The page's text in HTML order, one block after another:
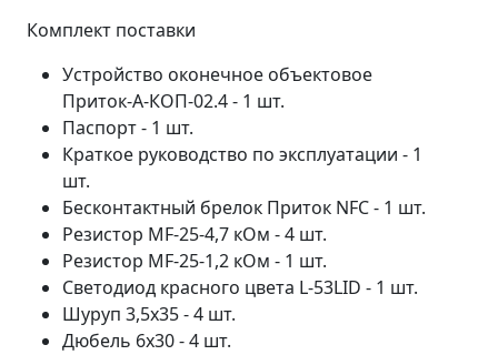
Комплект поставки
Устройство оконечное объектовое
Приток-А-КОП-02.4 - 1 шт.
Паспорт - 1 шт.
Краткое руководство по эксплуатации - 1
шт.
Бесконтактный брелок Приток NFC - 1 шт.
Резистор MF-25-4,7 кОм - 4 шт.
Резистор MF-25-1,2 кОм - 1 шт.
Светодиод красного цвета L-53LID - 1 шт.
Шуруп 3,5x35 - 4 шт.
Дюбель 6x30 - 4 шт.